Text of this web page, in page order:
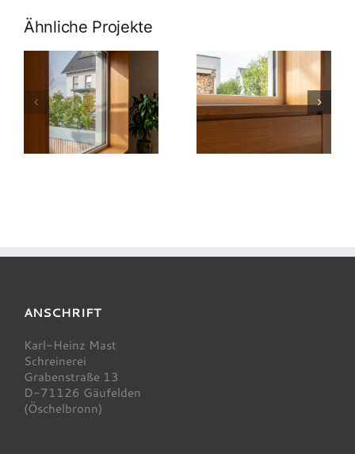
Ähnliche Projekte
ANSCHRIFT
Karl-Heinz Mast
Schreinerei
Grabenstraße 13
D-71126 Gäufelden
(Öschelbronn)